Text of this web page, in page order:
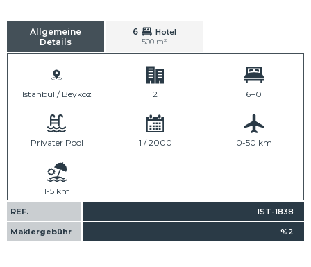
Allgemeine
Details
6
Hotel
500 m²
Istanbul / Beykoz 2 6+0
Privater Pool 1 / 2000 0-50 km
1-5 km
REF. IST-1838
Maklergebühr %2